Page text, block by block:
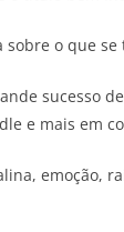
o que se
sucesso
e mais em
emoção,